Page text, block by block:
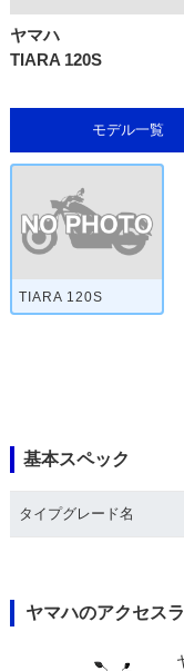
ヤマハ
TIARA 120S
モデル一覧
TIARA 120S
基本スペック
タイプグレード名
ヤマハのアクセス